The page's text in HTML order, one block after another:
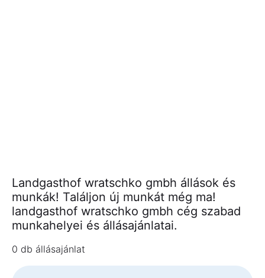
Landgasthof wratschko gmbh állások és
munkák! Találjon új munkát még ma!
landgasthof wratschko gmbh cég szabad
munkahelyei és állásajánlatai.
0 db állásajánlat